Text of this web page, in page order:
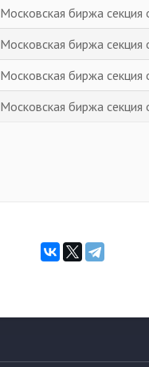
Московская биржа секция
Московская биржа секция
Московская биржа секция
Московская биржа секция